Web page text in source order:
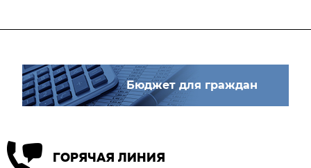
Бюджет для граждан
ГОРЯЧАЯ ЛИНИЯ